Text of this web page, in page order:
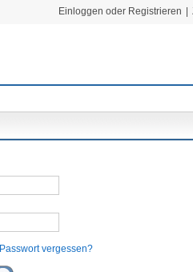
Einloggen oder Registrieren
Passwort vergessen?